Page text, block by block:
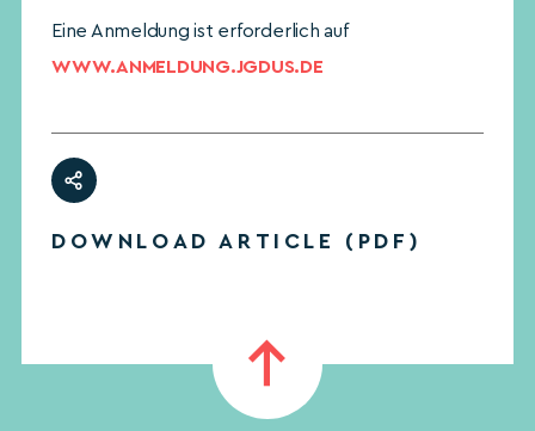
Eine Anmeldung ist erforderlich auf
WWW.ANMELDUNG.JGDUS.DE
DOWNLOAD ARTICLE (PDF)